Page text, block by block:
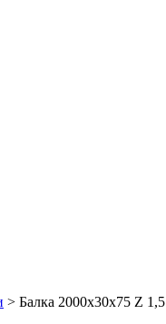
> Балка 2000х30х75 Z 1,5